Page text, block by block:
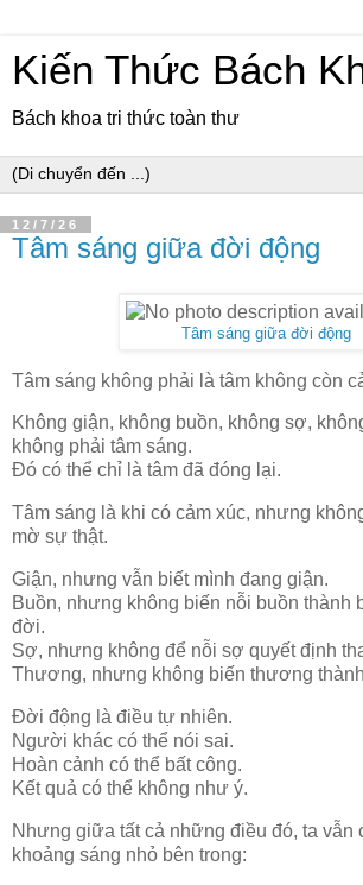
Kiến Thức Bách
Bách khoa tri thức toàn thư
12/7/26
Tâm sáng giữa đời động
Tâm sáng giữa đời động
Tâm sáng không phải là tâm không còn
Không giận, không buồn, không sợ,
không phải tâm sáng.
Đó có thể chỉ là tâm đã đóng lại.
Tâm sáng là khi có cảm xúc, nhưng
mờ sự thật.
Giận, nhưng vẫn biết mình đang giận.
Buồn, nhưng không biến nỗi buồn thành
đời.
Sợ, nhưng không để nỗi sợ quyết định
Thương, nhưng không biến thương
Đời động là điều tự nhiên.
Người khác có thể nói sai.
Hoàn cảnh có thể bất công.
Kết quả có thể không như ý.
Nhưng giữa tất cả những điều đó, ta vẫn
khoảng sáng nhỏ bên trong: